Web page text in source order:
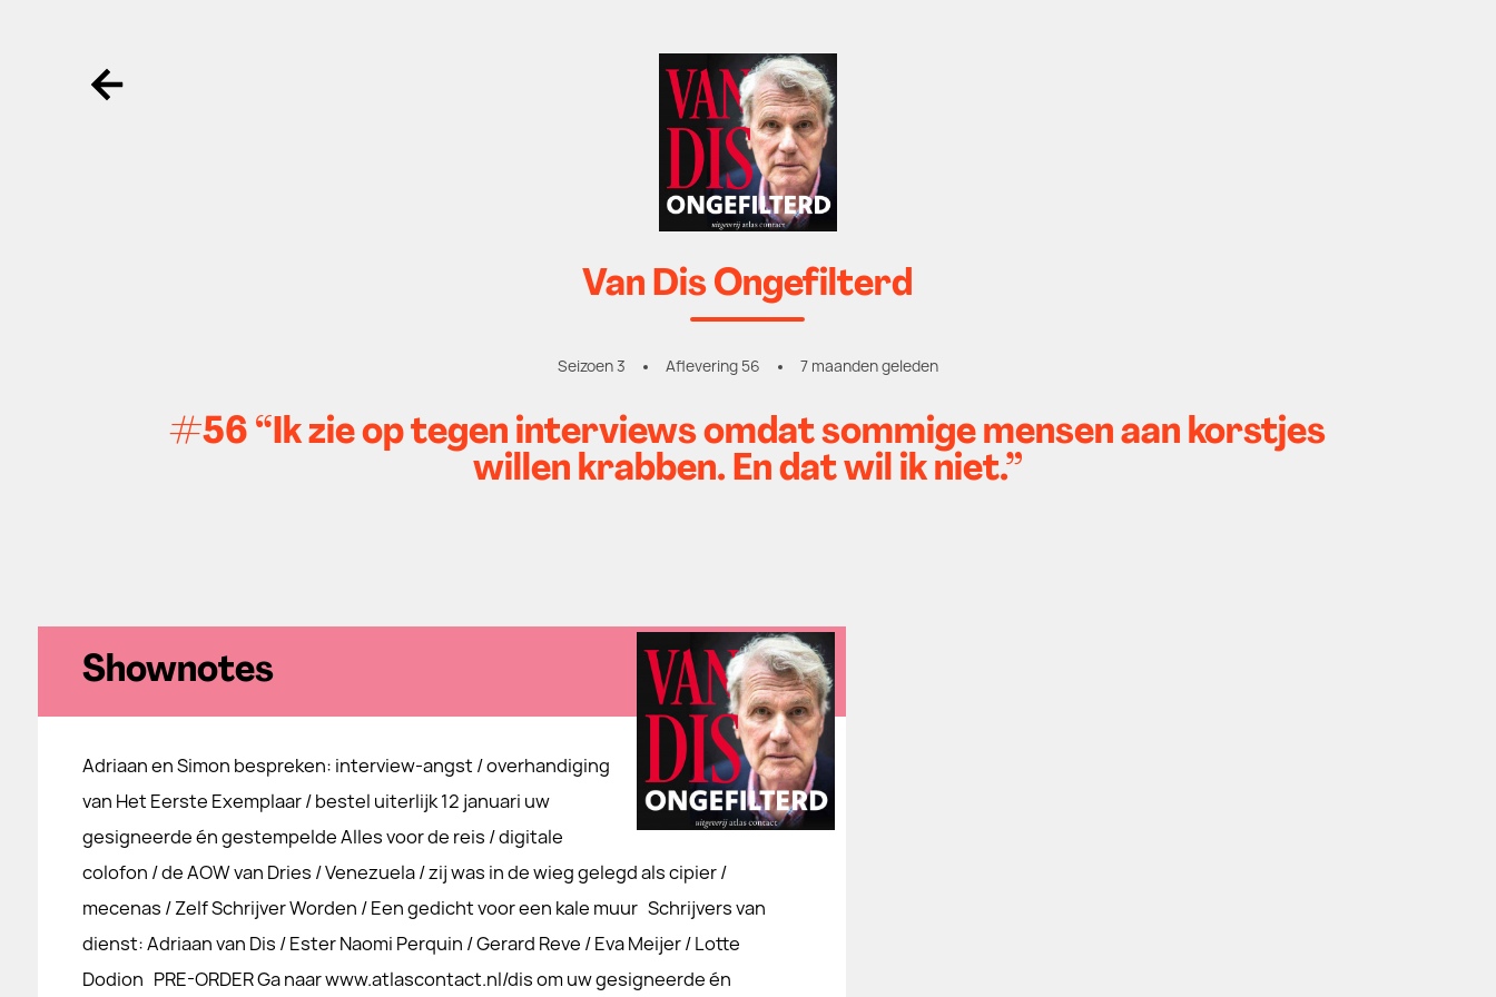
Ga terug
Van Dis Ongefilterd
Seizoen 3 Aflevering 56 7 maanden geleden
#56 “Ik zie op tegen interviews omdat sommige mensen aan korstjes
willen krabben. En dat wil ik niet.”
Shownotes
Adriaan en Simon bespreken: interview-angst / overhandiging
van Het Eerste Exemplaar / bestel uiterlijk 12 januari uw
gesigneerde én gestempelde Alles voor de reis / digitale
colofon / de AOW van Dries / Venezuela / zij was in de wieg gelegd als cipier /
mecenas / Zelf Schrijver Worden / Een gedicht voor een kale muur Schrijvers van
dienst: Adriaan van Dis / Ester Naomi Perquin / Gerard Reve / Eva Meijer / Lotte
Dodion PRE-ORDER Ga naar www.atlascontact.nl/dis om uw gesigneerde én